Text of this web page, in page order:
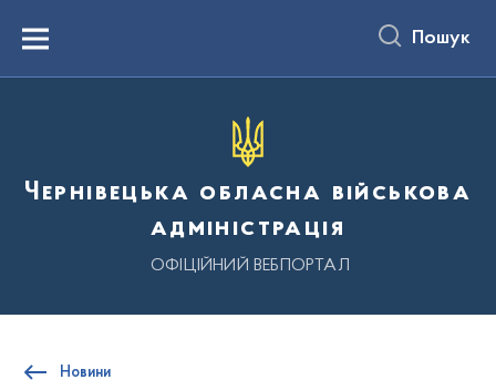
вмістуMenu Пошук
Чернівецька обласна військова
адміністрація
ОФІЦІЙНИЙ ВЕБПОРТАЛ
Новини